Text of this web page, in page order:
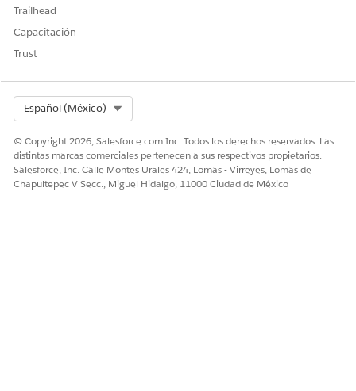
Trailhead
Capacitación
Trust
Español (México)
© Copyright 2026, Salesforce.com Inc. Todos los derechos reservados. Las
distintas marcas comerciales pertenecen a sus respectivos propietarios.
Salesforce, Inc. Calle Montes Urales 424, Lomas - Virreyes, Lomas de
Chapultepec V Secc., Miguel Hidalgo, 11000 Ciudad de México